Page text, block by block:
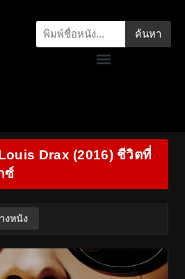
ค้นหา
Drax (2016) ชีวิตที่
ซ์
งหนัง